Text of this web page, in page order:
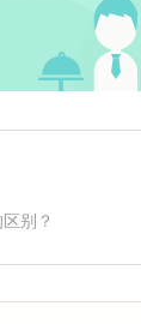
别？